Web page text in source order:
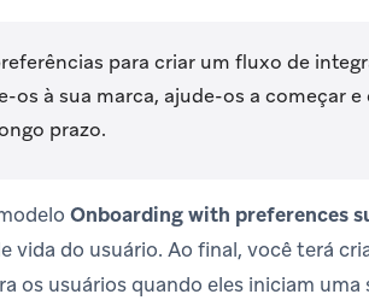
para criar um fluxo de
à sua marca, ajude-os a começar e
prazo.
Onboarding with preferences
vida do usuário. Ao final, você terá
os usuários quando eles iniciam uma